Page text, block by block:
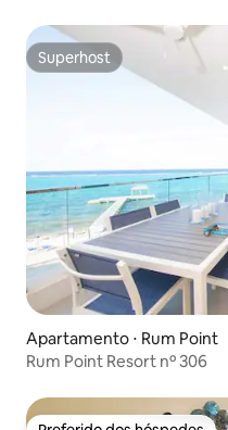
Superhost
Superhost
Apartamento ⋅ Rum Point
Rum Point Resort nº 306